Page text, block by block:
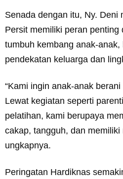
Senada dengan itu, Ny. Deni
Persit memiliki peran penting
tumbuh kembang anak-
pendekatan keluarga dan
“Kami ingin anak-anak
Lewat kegiatan seperti
pelatihan, kami berupaya
cakap, tangguh, dan memiliki
ungkapnya.
Peringatan Hardiknas